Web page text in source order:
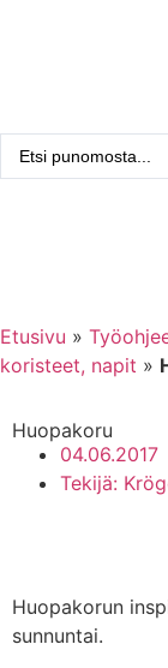
Etusivu »
koristeet, napit »
Huopakoru
04.06.2017
Tekijä:
Huopakorun
sunnuntai.